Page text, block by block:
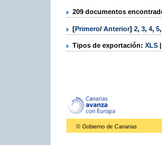
209 documentos
[Primero/ Anterior] 2, 3, 4, 5,
Tipos de exportación: XLS |
© Gobierno de Canarias